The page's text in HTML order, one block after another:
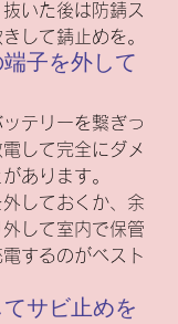
いた後は防錆ス
して錆止めを。
子を外して
テリーを繋ぎっ
して完全にダメ
あります。
しておくか、余
して室内で保管
するのがベスト
サビ止めを